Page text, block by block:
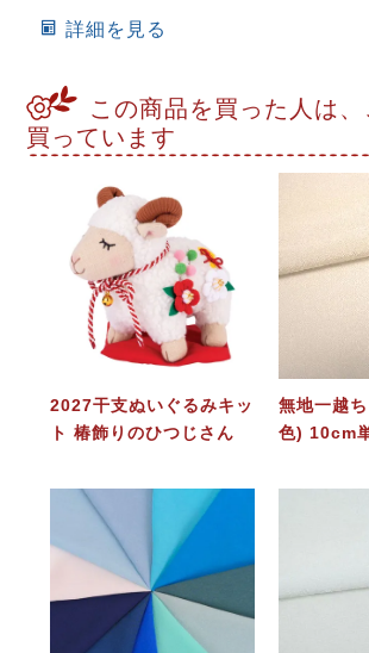
詳細を見る
この商品を買った人は、
買っています
2027干支ぬいぐるみキッ
ト 椿飾りのひつじさん
無地一越
色) 10cm